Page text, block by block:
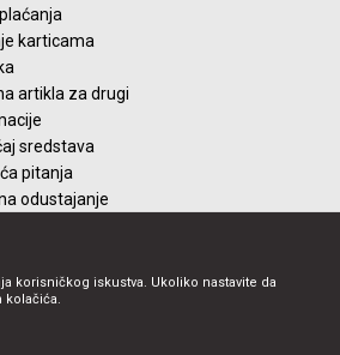
karticama
artikla za drugi
sredstava
pitanja
odustajanje
korisničkog iskustva. Ukoliko nastavite da
kolačića.